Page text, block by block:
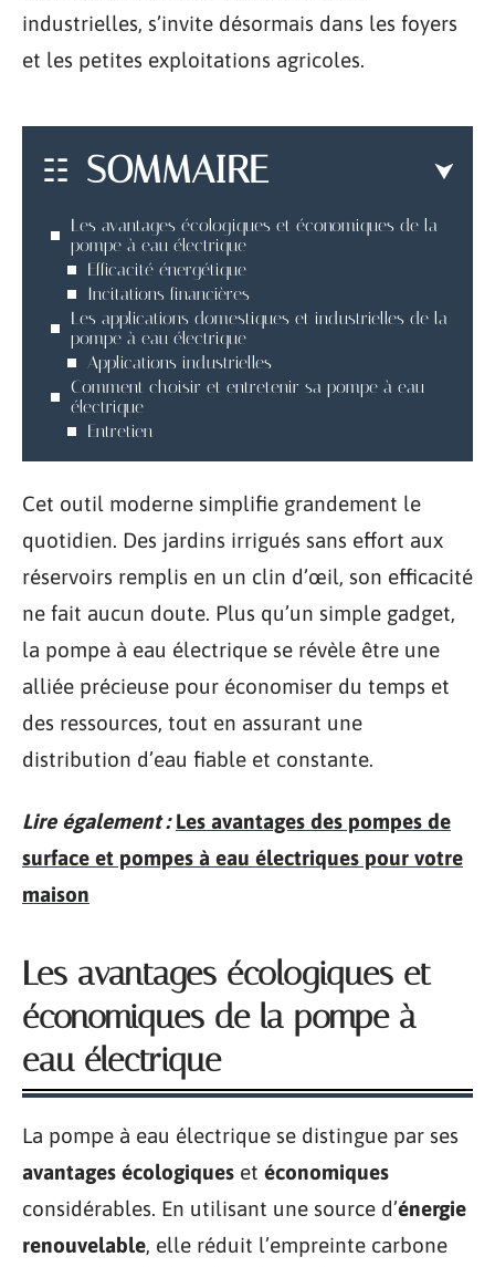
industrielles, s’invite désormais dans les foyers
et les petites exploitations agricoles.
SOMMAIRE
Les avantages écologiques et économiques de la
pompe à eau électrique
Efficacité énergétique
Incitations financières
Les applications domestiques et industrielles de la
pompe à eau électrique
Applications industrielles
Comment choisir et entretenir sa pompe à eau
électrique
Entretien
Cet outil moderne simplifie grandement le
quotidien. Des jardins irrigués sans effort aux
réservoirs remplis en un clin d’œil, son efficacité
ne fait aucun doute. Plus qu’un simple gadget,
la pompe à eau électrique se révèle être une
alliée précieuse pour économiser du temps et
des ressources, tout en assurant une
distribution d’eau fiable et constante.
Lire également : Les avantages des pompes de
surface et pompes à eau électriques pour votre
maison
Les avantages écologiques et
économiques de la pompe à
eau électrique
La pompe à eau électrique se distingue par ses
avantages écologiques et économiques
considérables. En utilisant une source d’énergie
renouvelable, elle réduit l’empreinte carbone